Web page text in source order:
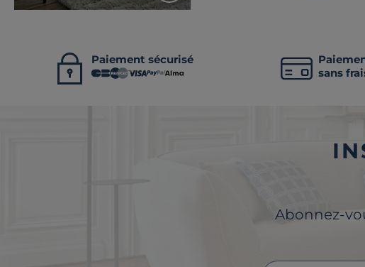
Paiement sécurisé
sans
Abonnez-